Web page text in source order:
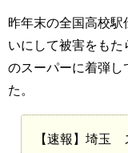
昨年末の全国高校
いにして被害をも
のスーパーに着弾し
た。
【速報】埼玉